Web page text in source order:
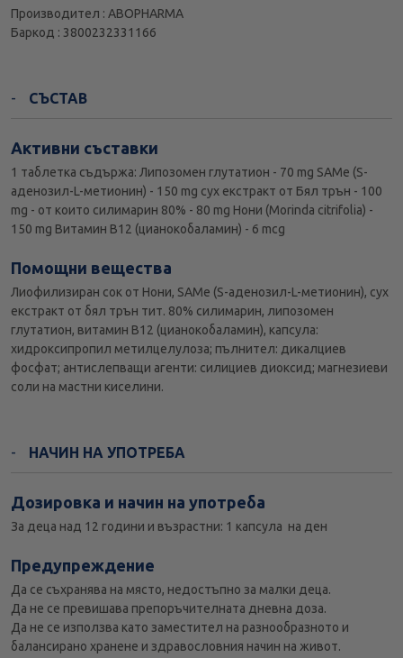
Производител : ABOPHARMA
Баркод : 3800232331166
СЪСТАВ
Активни съставки
1 таблетка съдържа: Липозомен глутатион - 70 mg SAMe (S-
аденозил-L-метионин) - 150 mg сух екстракт от Бял трън - 100
mg - от които силимарин 80% - 80 mg Нони (Morinda citrifolia) -
150 mg Витамин В12 (цианокобаламин) - 6 mcg
Помощни вещества
Лиофилизиран сок от Нони, SAMe (S-аденозил-L-метионин), сух
екстракт от бял трън тит. 80% силимарин, липозомен
глутатион, витамин В12 (цианокобаламин), капсула:
хидроксипропил метилцелулоза; пълнител: дикалциев
фосфат; антислепващи агенти: силициев диоксид; магнезиеви
соли на мастни киселини.
НАЧИН НА УПОТРЕБА
Дозировка и начин на употреба
За деца над 12 години и възрастни: 1 капсула на ден
Предупреждение
Да се съхранява на място, недостъпно за малки деца.
Да не се превишава препоръчителната дневна доза.
Да не се използва като заместител на разнообразното и
балансирано хранене и здравословния начин на живот.